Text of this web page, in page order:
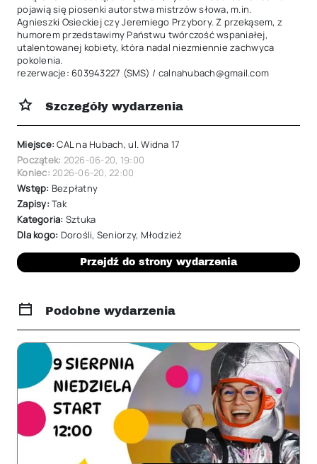
pojawią się piosenki autorstwa mistrzów słowa, m.in.
Agnieszki Osieckiej czy Jeremiego Przybory. Z przekąsem, z
humorem przedstawimy Państwu twórczość wspaniałej,
utalentowanej kobiety, która nadal niezmiennie zachwyca
pokolenia.
rezerwacje: 603943227 (SMS) / calnahubach@gmail.com
Szczegóły wydarzenia
Miejsce:CAL na Hubach, ul. Widna 17
Początek: 2026-06-20, 19:00
Koniec:2026-06-20,22:00
Wstęp: Bezpłatny
Zapisy:Tak
Kategoria: Sztuka
Dla kogo: Dorośli, Seniorzy, Młodzież
Przejdź do strony wydarzenia
Podobne wydarzenia